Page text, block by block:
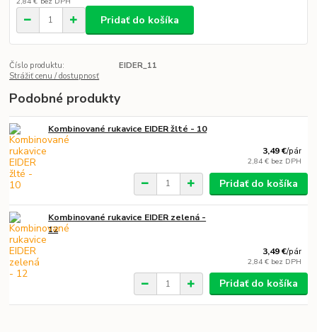
Pridať do košíka
Číslo produktu:
EIDER_11
Strážiť cenu / dostupnosť
Podobné produkty
Kombinované rukavice EIDER žlté - 10
3,49 €/pár
2,84 € bez DPH
Pridať do košíka
Kombinované rukavice EIDER zelená -
12
3,49 €/pár
2,84 € bez DPH
Pridať do košíka